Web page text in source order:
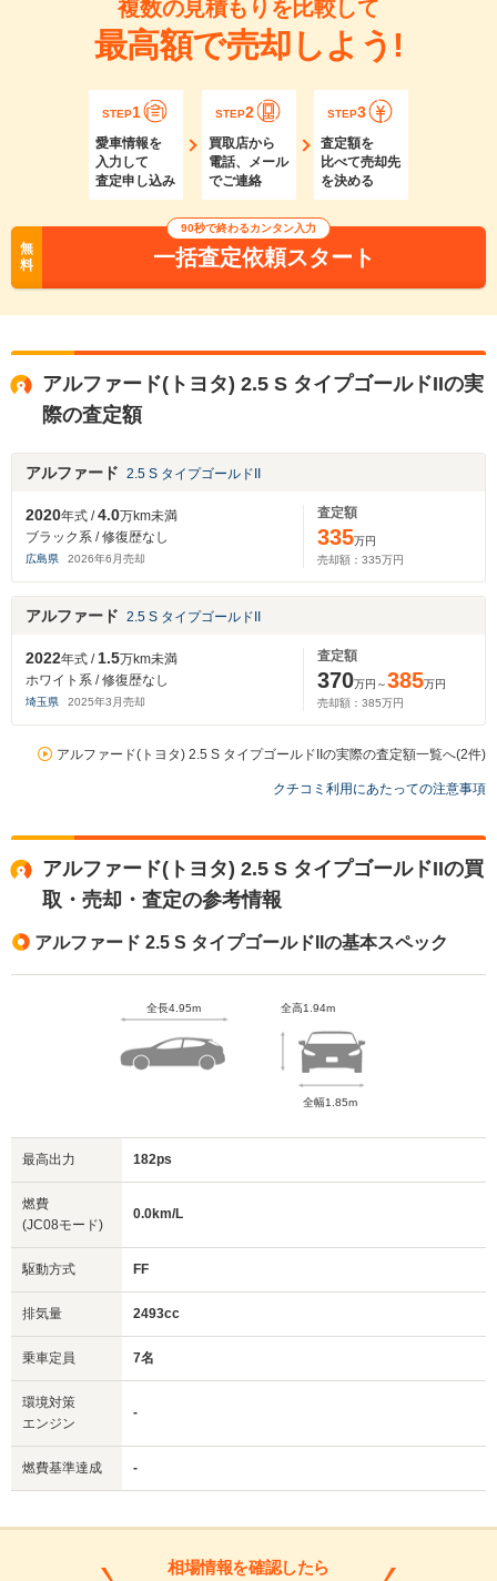
複数の見積もりを比較して
最高額で売却しよう!
STEP1
愛車情報を
入力して
査定申し込み
STEP2
買取店から
電話、メール
でご連絡
STEP3
査定額を
比べて売却先
を決める
無
料
90秒で終わるカンタン入力
一括査定依頼スタート
アルファード(トヨタ) 2.5 S タイプゴールドIIの実
際の査定額
アルファード 2.5 S タイプゴールドII
2020年式 /4.0万km未満
ブラック系 / 修復歴なし
広島県 2026年6 月売却
査定額
335万円
売却額： 335万円
アルファード 2.5 S タイプゴールドII
2022年式 /1.5万km未満
ホワイト系 / 修復歴なし
埼玉県 2025年3 月売却
査定額
370万円～385万円
売却額： 385万円
アルファード(トヨタ) 2.5 S タイプゴールドIIの実際の査定額一覧へ(2件)
クチコミ利用にあたっての注意事項
アルファード(トヨタ) 2.5 S タイプゴールドIIの買
取・売却・査定の参考情報
アルファード 2.5 S タイプゴールドIIの基本スペック
全長4.95m 全高1.94m
全幅1.85m
最高出力 182ps
燃費
(JC08モード)
0.0km/L
駆動方式 FF
排気量 2493cc
乗車定員 7名
環境対策
エンジン
-
燃費基準達成 -
相場情報を確認したら